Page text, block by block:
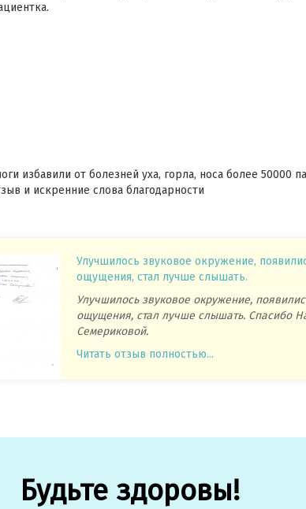
избавили от болезней уха, горла, носа более 50000
и искренние слова благодарности
Улучшилось звуковое окружение,
ощущения, стал лучше слышать.
Улучшилось звуковое окружение,
ощущения, стал лучше слышать. Спасибо
Семериковой.
Читать отзыв полностью...
Будьте здоровы!